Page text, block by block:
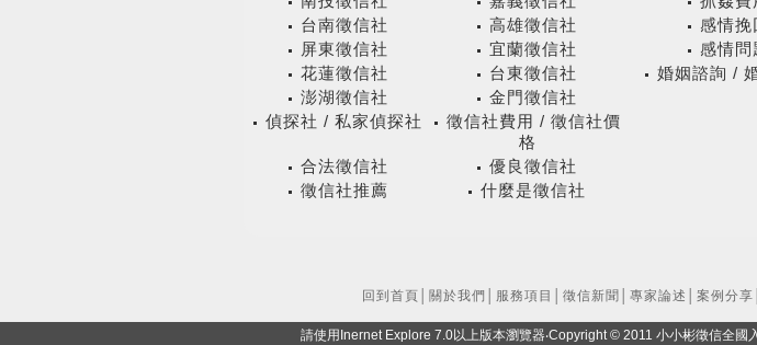
台南徵信社
高雄徵信社
屏東徵信社
宜蘭徵信社
花蓮徵信社
台東徵信社
澎湖徵信社
金門徵信社
偵探社 / 私家偵探社
徵信社費用 / 徵信社價
格
合法徵信社
優良徵信社
徵信社推薦
什麼是徵信社
感情挽
感情問
婚姻諮詢 /
回到首頁 關於我們 服務項目 徵信新聞 專家論述 案例分享
請使用Inernet Explore 7.0以上版本瀏覽器‧Copyright © 2011 小小彬徵信